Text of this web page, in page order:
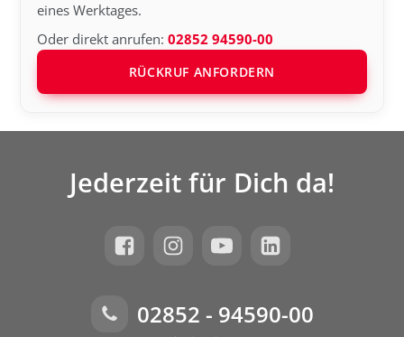
eines Werktages.
Oder direkt anrufen:02852 94590-00
RÜCKRUF ANFORDERN
Jederzeit für Dich da!
02852 - 94590-00